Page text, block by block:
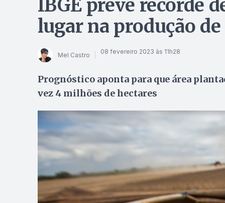
IBGE prevê recorde
lugar na produção
Mel Castro 08 fevereiro 2023 às 11h28
Prognóstico aponta para que área
vez 4 milhões de hectares